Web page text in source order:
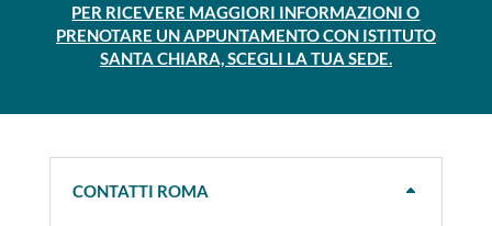
PER RICEVERE MAGGIORI INFORMAZIONI O
PRENOTARE UN APPUNTAMENTO CON ISTITUTO
SANTA CHIARA, SCEGLI LA TUA SEDE.
CONTATTI ROMA